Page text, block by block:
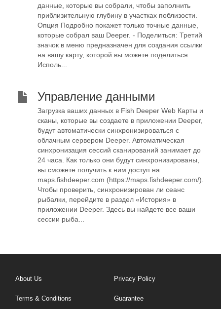
данные, которые вы собрали, чтобы заполнить
приблизительную глубину в участках поблизости.
Опция Подробно покажет только точные данные,
которые собрал ваш Deeper. - Поделиться: Третий
значок в меню предназначен для создания ссылки
на вашу карту, которой вы можете поделиться.
Исполь...
Управление данными
Загрузка ваших данных в Fish Deeper Web Карты и
сканы, которые вы создаете в приложении Deeper,
будут автоматически синхронизироваться с
облачным сервером Deeper. Автоматическая
синхронизация сессий сканирований занимает до
24 часа. Как только они будут синхронизированы,
вы сможете получить к ним доступ на
maps.fishdeeper.com (https://maps.fishdeeper.com/).
Чтобы проверить, синхронизирован ли сеанс
рыбалки, перейдите в раздел «История» в
приложении Deeper. Здесь вы найдете все ваши
сессии рыба...
About Us Privacy Policy
Terms & Conditions Guarantee